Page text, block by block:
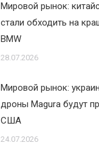
Мировой рынок:
стали обходить на
BMW
28.07.2026
Мировой рынок:
дроны Magura будут
США
24.07.2026